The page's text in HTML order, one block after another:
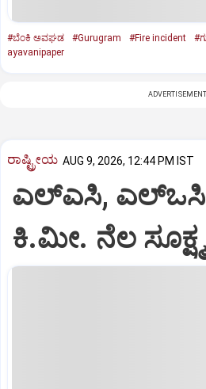
#ಬೆಂಕಿ ಅವಘಡ #Gurugram #Fire incident
ayavanipaper
ADVERTISEMENT
ರಾಷ್ಟ್ರೀಯ AUG 9, 2026, 12:44 PM IST
ಎಲ್‌ಎಸಿ,
ಕಿ.ಮೀ. ನೆಲ